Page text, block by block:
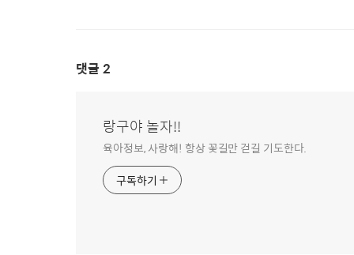
댓글 2
랑구야 놀자!!
육아정보, 사랑해! 항상 꽃길만 걷길 기도한다.
구독하기